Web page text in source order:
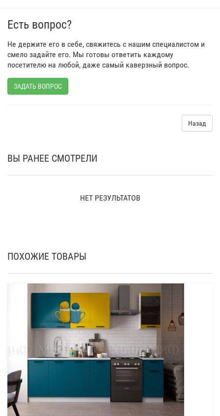
Есть вопрос?
Не держите его в себе, свяжитесь с нашим специалистом и
смело задайте его. Мы готовы ответить каждому
посетителю на любой, даже самый каверзный вопрос.
ЗАДАТЬ ВОПРОС
Назад
ВЫ РАНЕЕ СМОТРЕЛИ
НЕТ РЕЗУЛЬТАТОВ
ПОХОЖИЕ ТОВАРЫ